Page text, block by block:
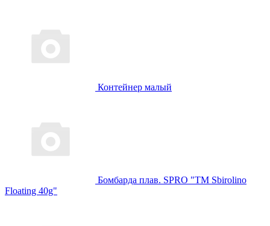
Контейнер малый
Бомбарда плав. SPRO "TM Sbirolino
Floating 40g"